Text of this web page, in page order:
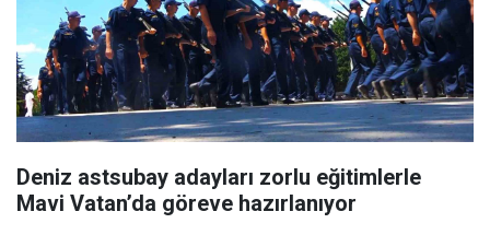
Deniz astsubay adayları zorlu eğitimlerle
Mavi Vatan’da göreve hazırlanıyor